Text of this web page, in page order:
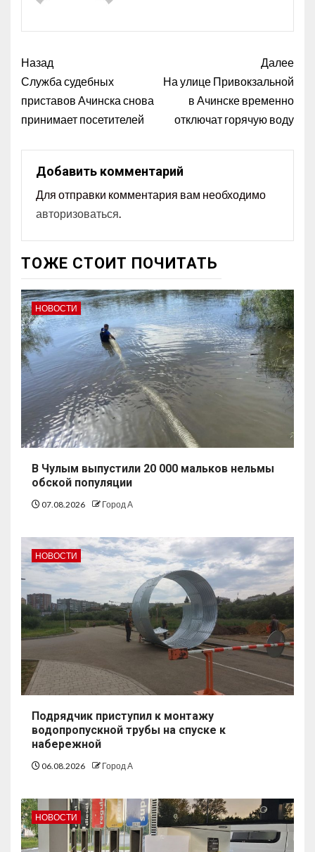
Назад
Служба судебных
приставов Ачинска снова
принимает посетителей
Далее
На улице Привокзальной
в Ачинске временно
отключат горячую воду
Добавить комментарий
Для отправки комментария вам необходимо
авторизоваться.
ТОЖЕ СТОИТ ПОЧИТАТЬ
НОВОСТИ
В Чулым выпустили 20 000 мальков нельмы
обской популяции
07.08.2026 Город А
НОВОСТИ
Подрядчик приступил к монтажу
водопропускной трубы на спуске к
набережной
06.08.2026 Город А
НОВОСТИ